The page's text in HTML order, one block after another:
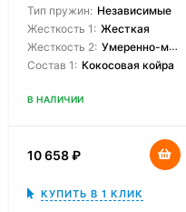
Тип пружин: Независимые
Жесткость 1: Жесткая
Жесткость 2: Умеренно-мягкая
Состав 1: Кокосовая койра
В НАЛИЧИИ
10 658₽
КУПИТЬ В 1 КЛИК